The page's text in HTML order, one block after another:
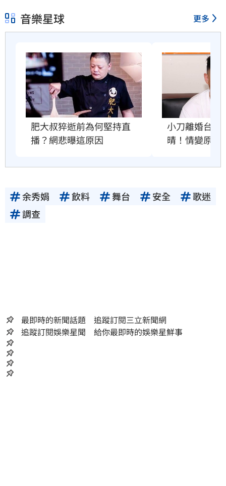
音樂星球 更多
肥大叔猝逝前為何堅持直
播？網悲曝這原因
小刀離婚台玻
晴！情變原因
余秀娟 飲料 舞台 安全
歌迷
調查
最即時的新聞話題 追蹤訂閱三立新聞網
追蹤訂閱娛樂星聞 給你最即時的娛樂星鮮事